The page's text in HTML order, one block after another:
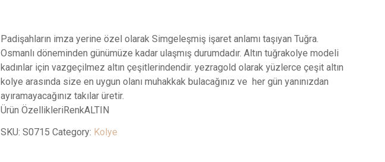
Padişahların imza yerine özel olarak Simgeleşmiş işaret anlamı taşıyan Tuğra.
Osmanlı döneminden günümüze kadar ulaşmış durumdadır. Altın tuğrakolye modeli
kadınlar için vazgeçilmez altın çeşitlerindendir. yezragold olarak yüzlerce çeşit altın
kolye arasında size en uygun olanı muhakkak bulacağınız ve her gün yanınızdan
ayıramayacağınız takılar üretir.
Ürün ÖzellikleriRenkALTIN
SKU:S0715 Category: Kolye